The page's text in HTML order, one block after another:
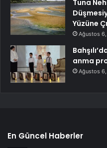
Tuna
Yüzüne
Ağustos
anma
Ağustos
En Güncel Haberler